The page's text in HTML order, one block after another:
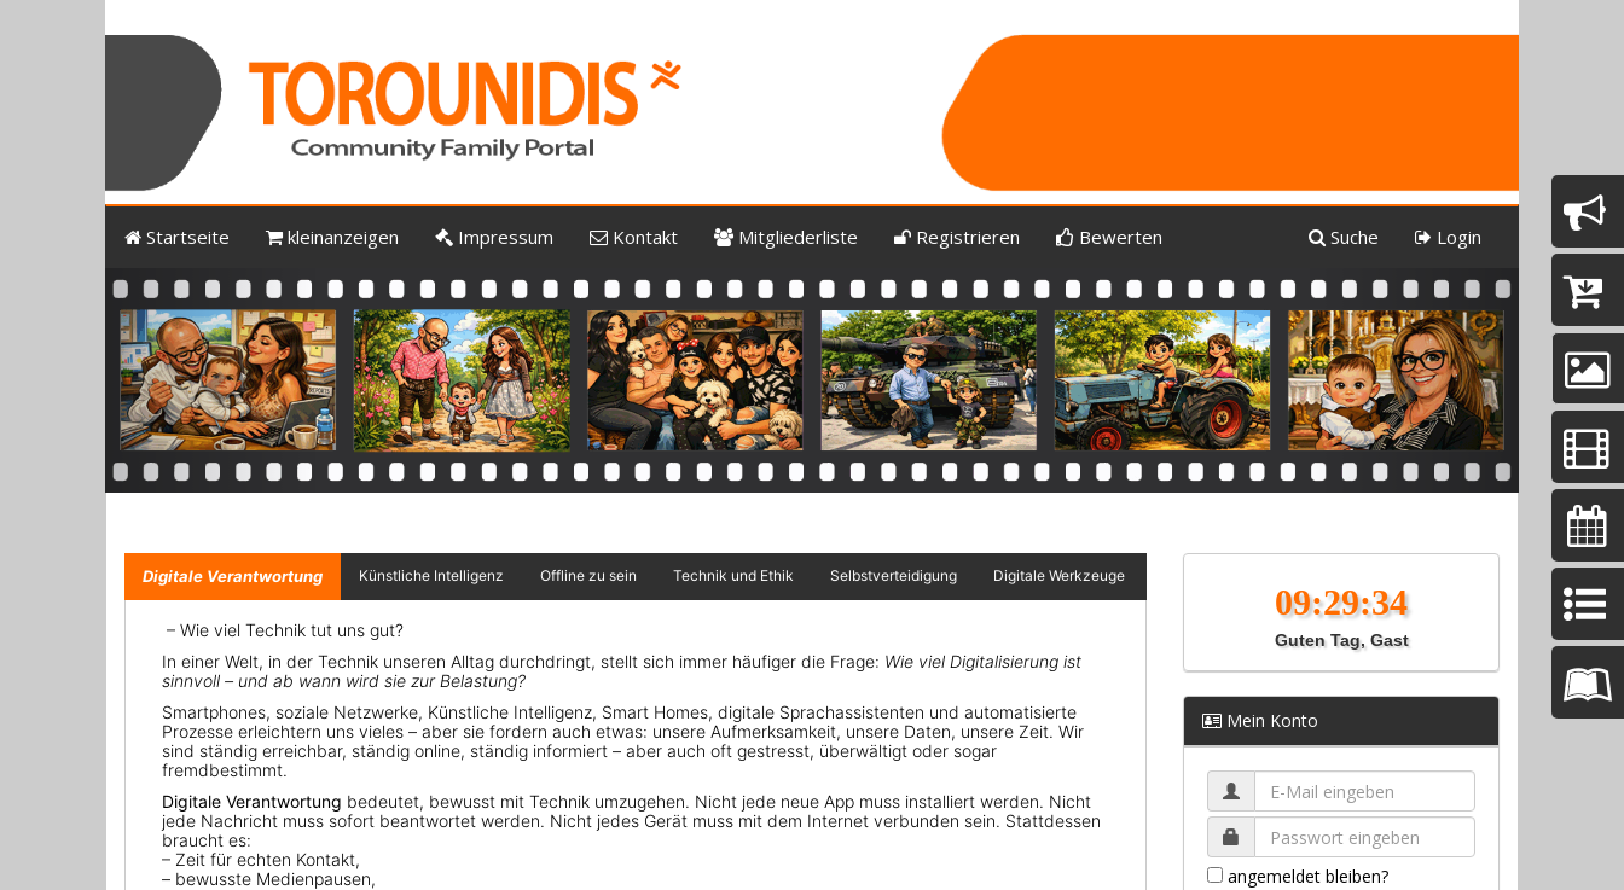
Startseite kleinanzeigen Impressum Kontakt Mitgliederliste Registrieren Bewerten Suche Login
Previous Next
Guten Tag, Gast
Mein Konto
angemeldet bleiben?